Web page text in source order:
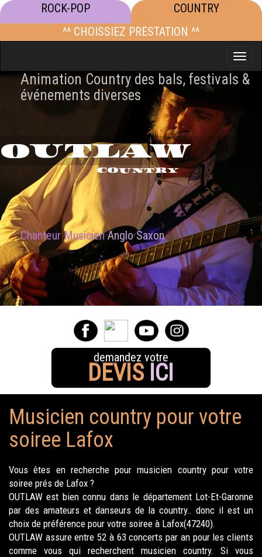
ROCK-POP
COUNTRY
^^ CHOISSIEZ PRESTATION ^^
Toggle
Animation Country des bals, festivals &
événements diverses
OUTLAW
COUNTRY
Chanteur MusicienAnglo Saxon
demandez votre
DEVIS ICI
Musicien country pour votre
soiree Lafox
Vous êtes en recherche pour musicien country pour votre
soiree prés de Lafox ?
OUTLAW est bien connu dans le département Lot-Et-Garonne
par des amateurs et danseurs de la country.. donc il est un
choix de préférence pour votre soiree à Lafox(47240).
OUTLAW assure entre 52 à 63 concerts par an pour les clients
comme vous qui recherchent musicien country. Si vous